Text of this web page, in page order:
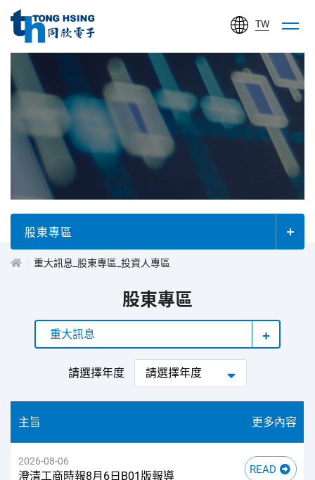
同
欣
電
子
工
份
有
限
公
TW
投
專
區
股東專區
重大訊息_股東專區_投資人專區
股東專區
重大訊息
請選擇年度
主旨 更多內容
2026-08-06
澄清工商時報8月6日B01版報導